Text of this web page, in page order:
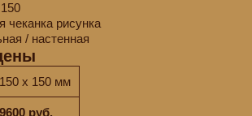
чеканка рисунка
/ настенная
150 x 150 мм
9600 руб.